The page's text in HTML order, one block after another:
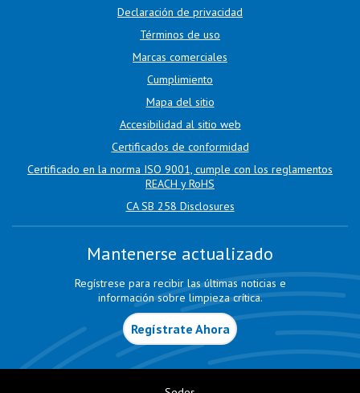
Declaración de privacidad
Términos de uso
Marcas comerciales
Cumplimiento
Mapa del sitio
Accesibilidad al sitio web
Certificados de conformidad
Certificado en la norma ISO 9001, cumple con los reglamentos
REACH y RoHS
CA SB 258 Disclosures
Mantenerse actualizado
Regístrese para recibir las últimas noticias e
información sobre limpieza crítica.
Regístrate Ahora